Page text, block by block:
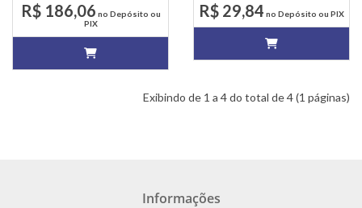
R$ 186,06 no Depósito ou
PIX
R$ 29,84 no Depósito ou PIX
Exibindo de 1 a 4 do total de 4 (1 páginas)
Informações